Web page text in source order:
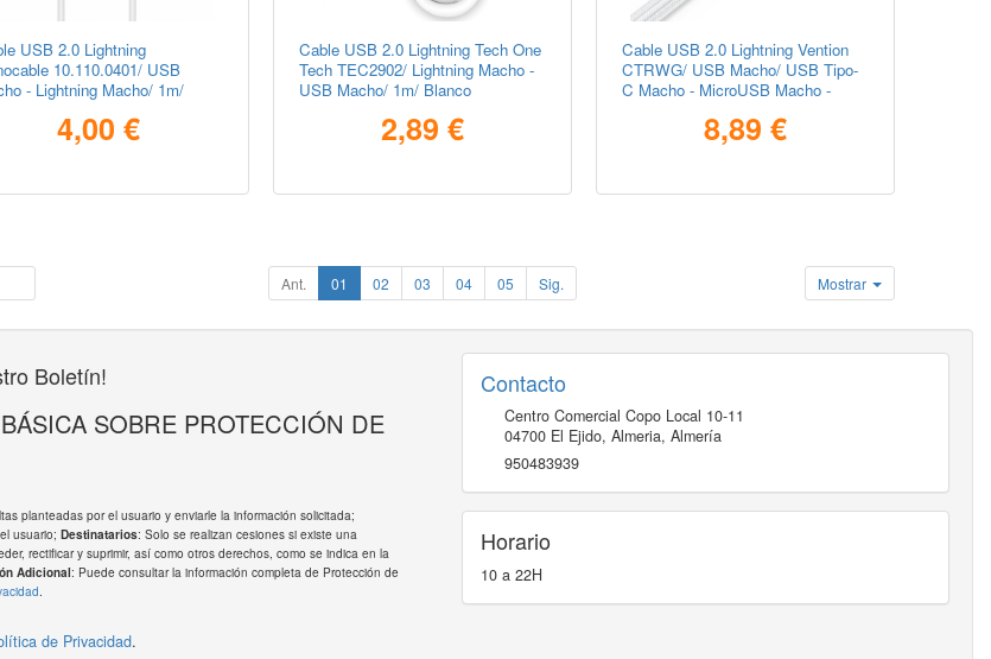
USB 2.0 Lightning
10.110.0401/ USB
- Lightning Macho/ 1m/
4,00 €
Cable USB 2.0 Lightning Tech One
Tech TEC2902/ Lightning Macho -
USB Macho/ 1m/ Blanco
2,89 €
Cable USB 2.0 Lightning Vention
CTRWG/ USB Macho/ USB Tipo-
C Macho - MicroUSB Macho -
8,89 €
Ant. 01 02 03 04 05 Sig. Mostrar
Boletín!
SOBRE PROTECCIÓN DE
planteadas por el usuario y enviarle la información solicitada;
usuario; Destinatarios: Solo se realizan cesiones si existe una
rectificar y suprimir, así como otros derechos, como se indica en la
Adicional: Puede consultar la información completa de Protección de
de Privacidad.
Contacto
Centro Comercial Copo Local 10-11
04700 El Ejido, Almeria, Almería
950483939
Horario
10 a 22H